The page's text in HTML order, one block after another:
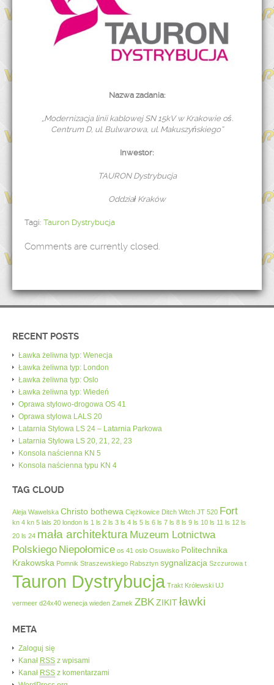
Nazwa zadania:
„Modernizacja linii kablowej SN 15kV w Krakowie oś.
Centrum D, ul. Bulwarowa, ul. Makuszyńskiego”
Inwestor:
TAURON Dystrybucja
Oddział Kraków
Tagi: Tauron Dystrybucja
Comments are currently closed.
RECENT POSTS
Ławka żeliwna typ: Wenecja
Ławka żeliwna typ: London
Ławka żeliwna typ: Oslo
Ławka żeliwna typ: Wiedeń
Oprawa stylowo-drogowa OS 41
Oprawa stylowa LALS 20
Latarnia Stylowa LS 24 – Latarnia Parkowa
Latarnia Stylowa LS 20, 21, 22, 23
Konsola naścienna KN 5
Konsola naścienna typu KN 4
TAG CLOUD
Aleja Wawelska Christo bothewa Ciężkowice Ditch Witch JT 520 Fort
kn 4 kn 5 lals 20 london ls 1 ls 2 ls 3 ls 4 ls 5 ls 6 ls 7 ls 8 ls 9 ls 10 ls 11 ls 12 ls
20 ls 24 mała architektura Muzeum Lotnictwa
Polskiego Niepołomice os 41 oslo Osuwisko Politechnika
Krakowska Pomnik Straszewskiego Rabsztyn sygnalizacja Szczurowa t
Tauron Dystrybucja Trakt Królewski UJ
vermeer d24x40 wenecja wieden Zamek ZBKZIKITławki
META
Zaloguj się
Kanał RSS z wpisami
Kanał RSS z komentarzami